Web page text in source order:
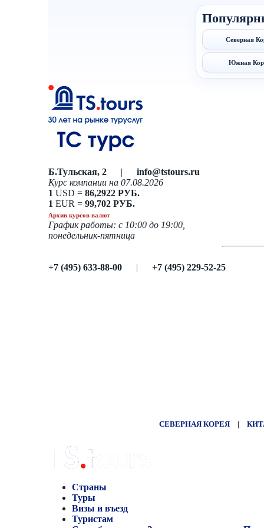
Северная
Южная
Б.Тульская, 2 | info@tstours.ru
Курс компании на 07.08.2026
1 USD = 86,2922 РУБ.
1 EUR = 99,702 РУБ.
Архив курсов валют
График работы: с 10:00 до 19:00,
понедельник-пятница
+7 (495) 633-88-00 | +7 (495) 229-52-25
СЕВЕРНАЯ КОРЕЯ |
Страны
Туры
Визы и въезд
Туристам